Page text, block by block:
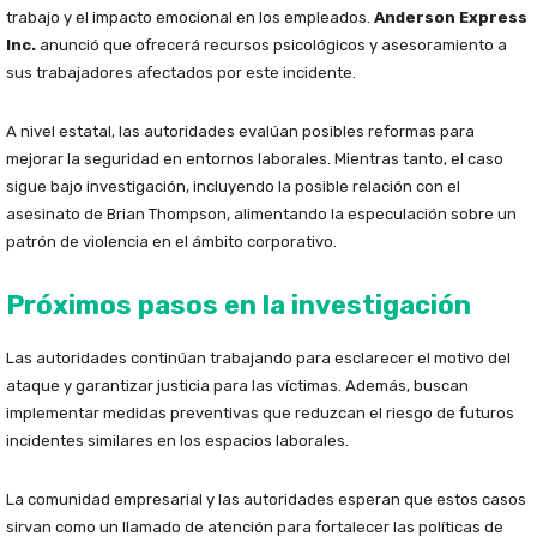
trabajo y el impacto emocional en los empleados. Anderson Express
Inc. anunció que ofrecerá recursos psicológicos y asesoramiento a
sus trabajadores afectados por este incidente.
A nivel estatal, las autoridades evalúan posibles reformas para
mejorar la seguridad en entornos laborales. Mientras tanto, el caso
sigue bajo investigación, incluyendo la posible relación con el
asesinato de Brian Thompson, alimentando la especulación sobre un
patrón de violencia en el ámbito corporativo.
Próximos pasos en la investigación
Las autoridades continúan trabajando para esclarecer el motivo del
ataque y garantizar justicia para las víctimas. Además, buscan
implementar medidas preventivas que reduzcan el riesgo de futuros
incidentes similares en los espacios laborales.
La comunidad empresarial y las autoridades esperan que estos casos
sirvan como un llamado de atención para fortalecer las políticas de